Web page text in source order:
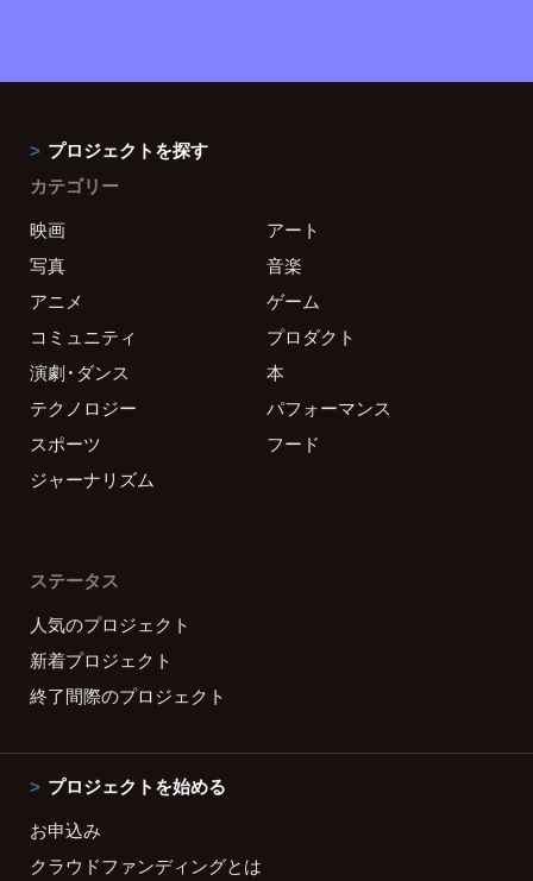
プロジェクトを探す
カテゴリー
映画
アート
写真
音楽
アニメ
ゲーム
コミュニティ
プロダクト
演劇・ダンス
本
テクノロジー
パフォーマンス
スポーツ
フード
ジャーナリズム
ステータス
人気のプロジェクト
新着プロジェクト
終了間際のプロジェクト
プロジェクトを始める
お申込み
クラウドファンディングとは